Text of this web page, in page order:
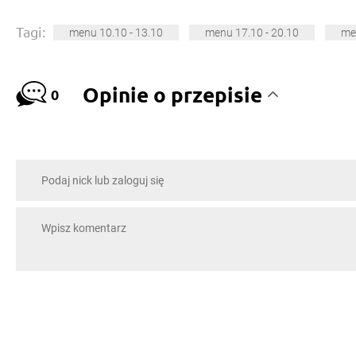
Tagi: menu 10.10 - 13.10 menu 17.10 - 20.10
0 Opinie o przepisie